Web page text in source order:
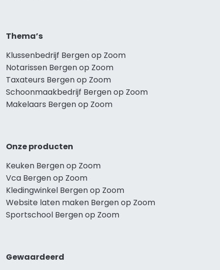
Thema’s
Klussenbedrijf Bergen op Zoom
Notarissen Bergen op Zoom
Taxateurs Bergen op Zoom
Schoonmaakbedrijf Bergen op Zoom
Makelaars Bergen op Zoom
Onze producten
Keuken Bergen op Zoom
Vca Bergen op Zoom
Kledingwinkel Bergen op Zoom
Website laten maken Bergen op Zoom
Sportschool Bergen op Zoom
Gewaardeerd